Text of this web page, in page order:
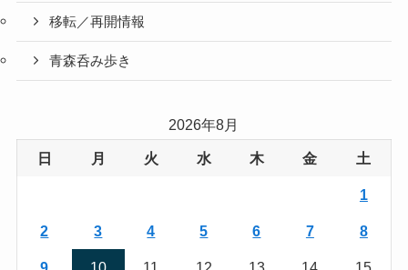
移転／再開情報
青森呑み歩き
2026年8月
日 月 火 水 木 金 土
1
2 3 4 5 6 7 8